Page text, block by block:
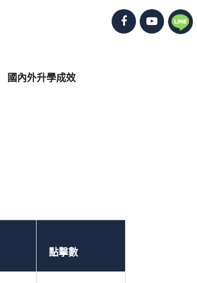
國內外升學成效
點擊數